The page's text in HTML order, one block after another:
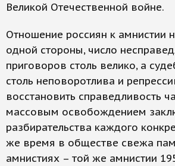
Великой Отечественной войне.
Отношение россиян к амнистии
одной стороны, число
приговоров столь велико, а
столь неповоротлива и
восстановить справедливость
массовым освобождением
разбирательства каждого
же время в обществе свежа
амнистиях – той же амнистии